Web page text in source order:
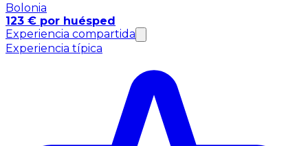
Bolonia
123 € por huésped
Experiencia compartida
Experiencia típica